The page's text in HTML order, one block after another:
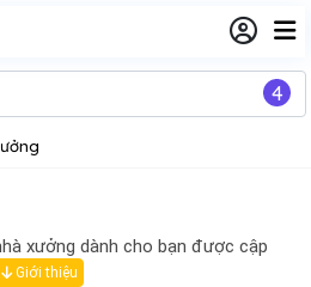
xưởng dành cho bạn được cập
Giới thiệu
4